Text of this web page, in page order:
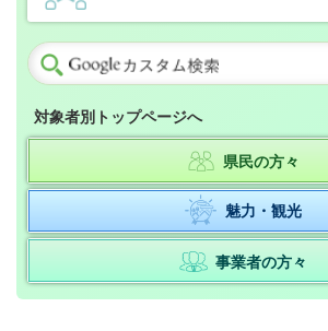
対象者別トップページへ
県民の方々
魅力・観光
事業者の方々